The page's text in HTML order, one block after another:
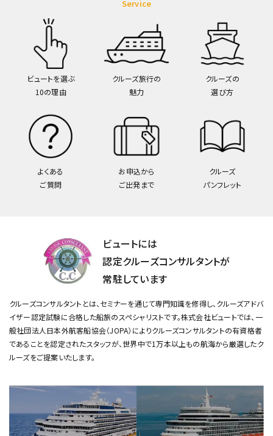
Service
ビュートを選ぶ
10の理由
クルーズ旅行の
魅力
クルーズの
選び方
よくある
ご質問
お申込から
ご出発まで
クルーズ
パンフレット
ビュートには
認定クルーズコンサルタントが
常駐しています
クルーズコンサルタントとは、セミナーを通じて専門知識を修得し、クルーズアドバ
イザー認定試験に合格した船旅のスペシャリストです。株式会社ビュートでは、一
般社団法人日本外航客船協会（JOPA）によりクルーズコンサルタントの有資格者
であることを認定されたスタッフが、世界中で1万本以上もの航海から厳選したク
ルーズをご提案いたします。